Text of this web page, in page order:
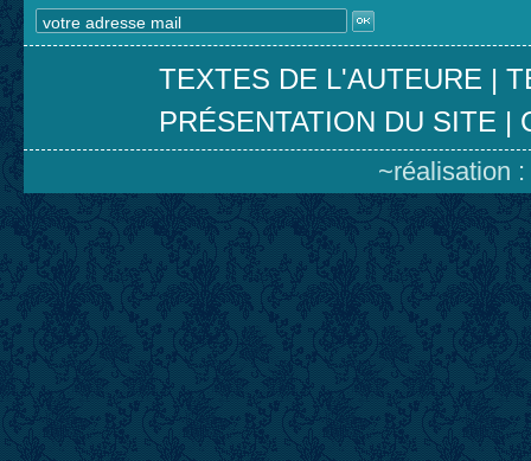
TEXTES DE L'AUTEURE |
PRÉSENTATION DU SITE |
~réalisation